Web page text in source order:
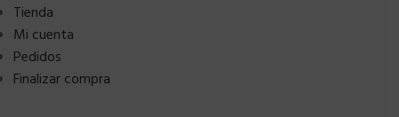
Tienda
Mi cuenta
Pedidos
Finalizar compra